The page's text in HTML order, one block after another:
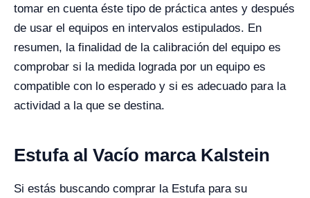
tomar en cuenta éste tipo de práctica antes y después
de usar el equipos en intervalos estipulados. En
resumen, la finalidad de la calibración del equipo es
comprobar si la medida lograda por un equipo es
compatible con lo esperado y si es adecuado para la
actividad a la que se destina.
Estufa al Vacío marca Kalstein
Si estás buscando comprar la Estufa para su